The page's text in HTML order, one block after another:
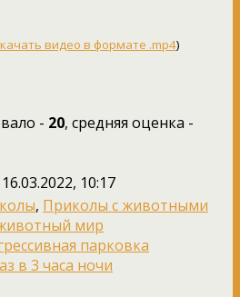
видео в формате .mp4)
- 20, средняя оценка -
10:17
, Приколы с животными
мир
парковка
в 3 часа ночи